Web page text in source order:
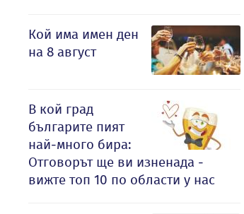
Кой има имен ден
на 8 август
В кой град
българите пият
най-много бира:
Отговорът ще ви изненада -
вижте топ 10 по области у нас